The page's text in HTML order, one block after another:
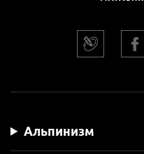
Альпинизм